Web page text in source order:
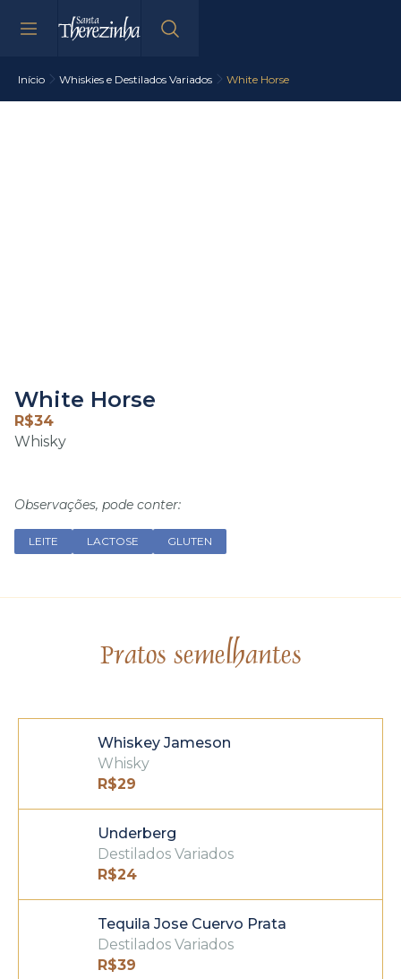
Início Whiskies e Destilados Variados White Horse
White Horse
R$34
Whisky
Observações, pode conter:
LEITE LACTOSE GLUTEN
Pratos semelhantes
Whiskey Jameson
Whisky
R$29
Underberg
Destilados Variados
R$24
Tequila Jose Cuervo Prata
Destilados Variados
R$39